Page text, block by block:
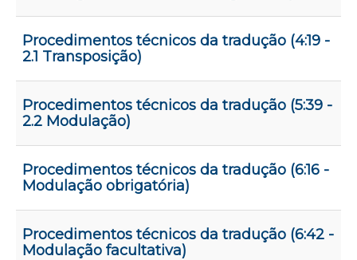
Procedimentos técnicos da tradução (4:19 -
2.1 Transposição)
Procedimentos técnicos da tradução (5:39 -
2.2 Modulação)
Procedimentos técnicos da tradução (6:16 -
Modulação obrigatória)
Procedimentos técnicos da tradução (6:42 -
Modulação facultativa)